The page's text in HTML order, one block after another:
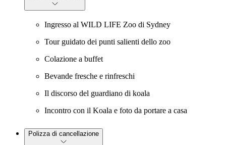
Ingresso al WILD LIFE Zoo di Sydney
Tour guidato dei punti salienti dello zoo
Colazione a buffet
Bevande fresche e rinfreschi
Il discorso del guardiano di koala
Incontro con il Koala e foto da portare a casa
Polizza di cancellazione